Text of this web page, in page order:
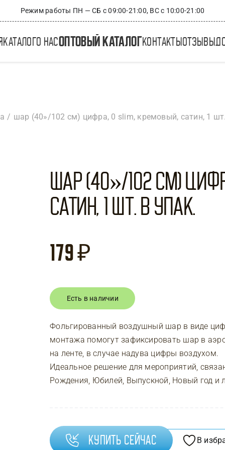
Режим работы ПН — СБ с 09:00-21:00, ВС с 10:00-21:00
каталого насоптовый каталогконтакты отзывы
шар (40»/102 см) цифра, 0 slim, кремовый, сатин, 1
Шар (40»/102 см)
Сатин, 1 шт. в упак.
179₽
Есть в наличии
Фольгированный воздушный шар в виде
монтажа помогут зафиксировать шар в
на ленте, в случае надува цифры воздухом.
Идеальное решение для мероприятий,
Рождения, Юбилей, Выпускной, Новый год
Купить сейчас В